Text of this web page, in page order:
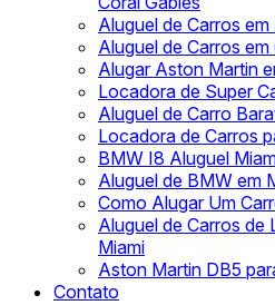
Aluguel de Carros
Aluguel de Carros
Alugar Aston Martin
Locadora de Super
Aluguel de Carro
Locadora de Carros
BMW I8 Aluguel
Aluguel de BMW em
Como Alugar Um
Aluguel de Carros de
Miami
Aston Martin DB5
Contato